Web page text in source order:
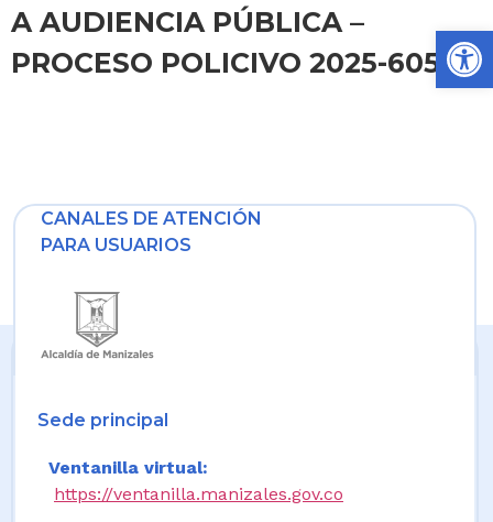
A AUDIENCIA PÚBLICA –
PROCESO POLICIVO 2025-6058
CANALES DE ATENCIÓN
PARA USUARIOS
Sede principal
Ventanilla virtual:
https://ventanilla.manizales.gov.co